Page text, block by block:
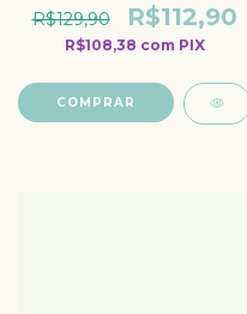
R$129,90 R$112,90
R$108,38 com PIX
COMPRAR